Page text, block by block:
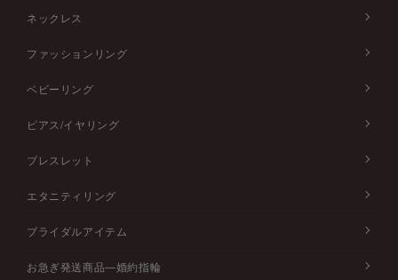
ネックレス
ファッションリング
ベビーリング
ピアス/イヤリング
ブレスレット
エタニティリング
ブライダルアイテム
お急ぎ発送商品―婚約指輪